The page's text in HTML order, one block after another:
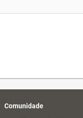
Comunidade